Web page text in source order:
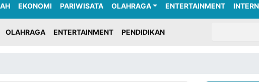
EKONOMI PARIWISATA OLAHRAGA ENTERTAINMENT
OLAHRAGA ENTERTAINMENT PENDIDIKAN